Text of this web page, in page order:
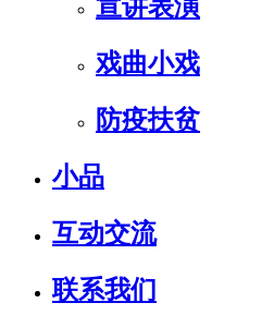
宣讲表演
戏曲小戏
防疫扶贫
小品
互动交流
联系我们